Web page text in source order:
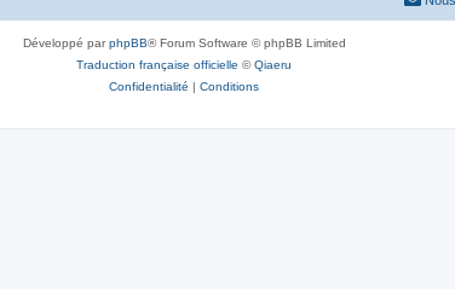
s
Développé parphpBB® Forum Software © phpBB Limited
Traduction française officielle ©Qiaeru
Confidentialité | Conditions